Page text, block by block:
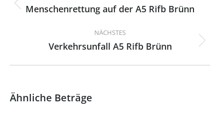
Vorheriger
Menschenrettung auf der A5 Rifb Brünn
NÄCHSTES
Nächster
Verkehrsunfall A5 Rifb Brünn
Ähnliche Beträge